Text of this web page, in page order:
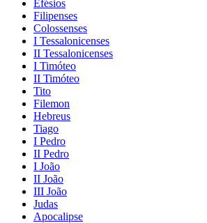
Efésios
Filipenses
Colossenses
I Tessalonicenses
II Tessalonicenses
I Timóteo
II Timóteo
Tito
Filemon
Hebreus
Tiago
I Pedro
II Pedro
I João
II João
III João
Judas
Apocalipse